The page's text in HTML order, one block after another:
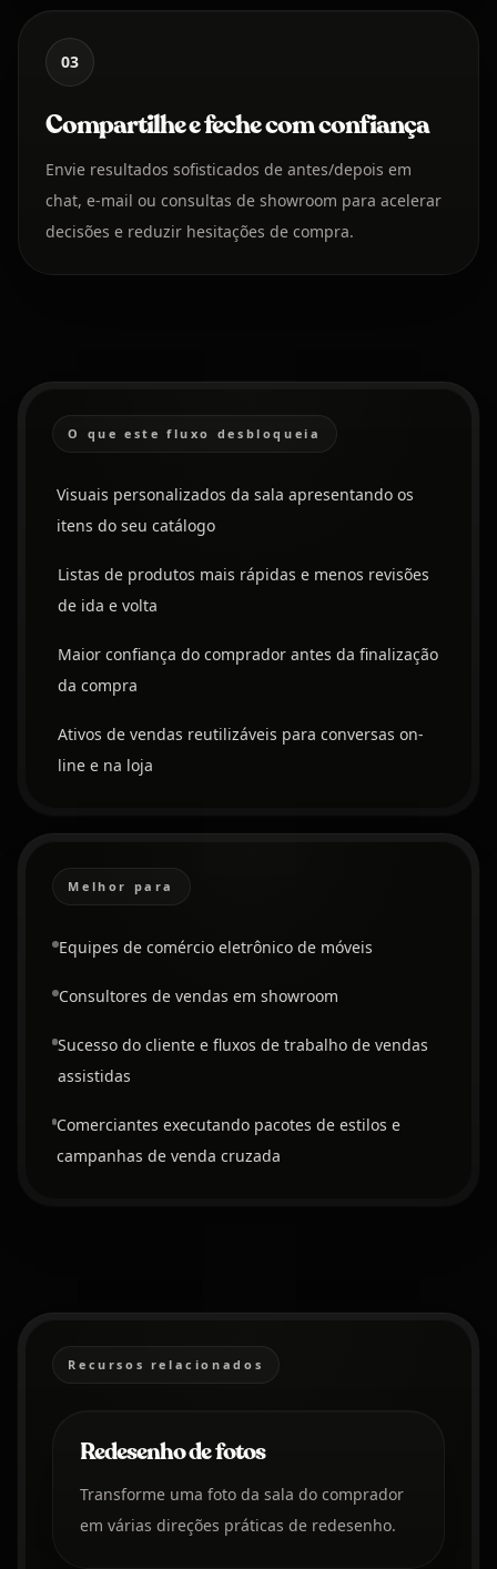
03
Compartilhe e feche com confiança
Envie resultados sofisticados de antes/depois em
chat, e-mail ou consultas de showroom para acelerar
decisões e reduzir hesitações de compra.
O que este fluxo desbloqueia
Visuais personalizados da sala apresentando os
itens do seu catálogo
Listas de produtos mais rápidas e menos revisões
de ida e volta
Maior confiança do comprador antes da finalização
da compra
Ativos de vendas reutilizáveis para conversas on-
line e na loja
Melhor para
Equipes de comércio eletrônico de móveis
Consultores de vendas em showroom
Sucesso do cliente e fluxos de trabalho de vendas
assistidas
Comerciantes executando pacotes de estilos e
campanhas de venda cruzada
Recursos relacionados
Redesenho de fotos
Transforme uma foto da sala do comprador
em várias direções práticas de redesenho.